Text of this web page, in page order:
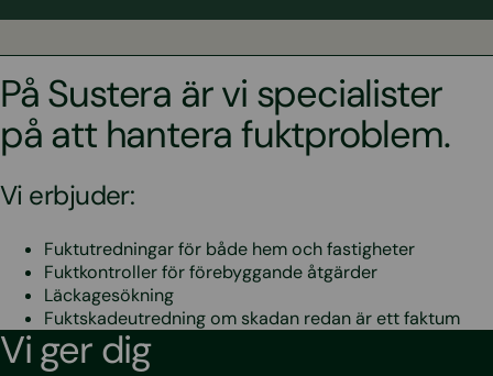
På Sustera är vi specialister
på att hantera fuktproblem.
Vi erbjuder:
Fuktutredningar för både hem och fastigheter
Fuktkontroller för förebyggande åtgärder
Läckagesökning
Fuktskadeutredning om skadan redan är ett faktum
Vi ger dig